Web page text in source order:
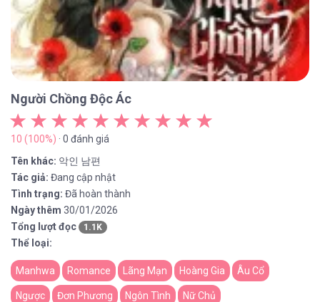
Người Chồng Độc Ác
10 (100%) · 0 đánh giá
Tên khác: 악인 남편
Tác giả: Đang cập nhật
Tình trạng: Đã hoàn thành
Ngày thêm 30/01/2026
Tổng lượt đọc
1.1K
Thể loại:
Manhwa Romance Lãng Mạn Hoàng Gia Âu Cổ
Ngược Đơn Phương Ngôn Tình Nữ Chủ